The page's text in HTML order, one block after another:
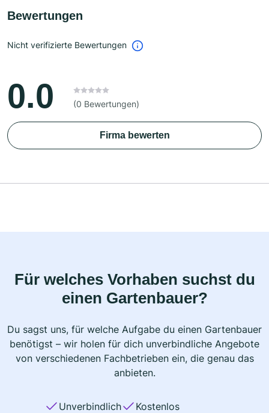
Bewertungen
Nicht verifizierte Bewertungen
0.0 (0 Bewertungen)
Firma bewerten
Für welches Vorhaben suchst du
einen Gartenbauer?
Du sagst uns, für welche Aufgabe du einen Gartenbauer
benötigst – wir holen für dich unverbindliche Angebote
von verschiedenen Fachbetrieben ein, die genau das
anbieten.
Unverbindlich
Kostenlos